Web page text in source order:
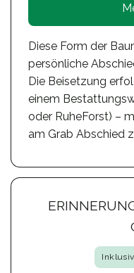
Diese Form der
persönliche
Die Beisetzung
einem
oder RuheForst) –
am Grab Abschied